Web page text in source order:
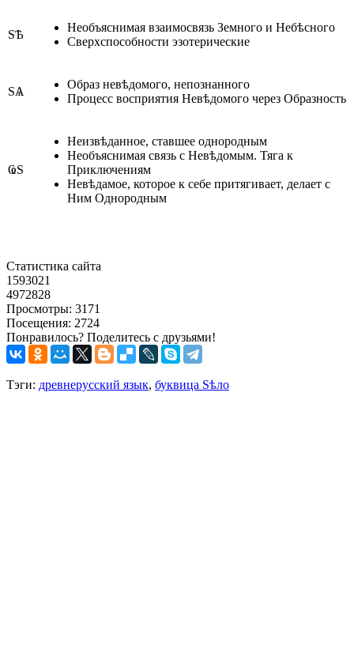
ЅѢ
Необъяснимая взаимосвязь Земного и Небѣсного
Сверхспособности эзотерические
ЅѦ
Образ невѣдомого, непознанного
Процесс восприятия Невѣдомого через Образность
ҨЅ
Неизвѣданное, ставшее однородным
Необъяснимая связь с Невѣдомым. Тяга к
Приключениям
Невѣдамое, которое к себе притягивает, делает с
Ним Однородным
Статистика сайта
1593021
4972828
Просмотры: 3171
Посещения: 2724
Понравилось? Поделитесь с друзьями!
Тэги: древнерусский язык, буквица Ѕѣло